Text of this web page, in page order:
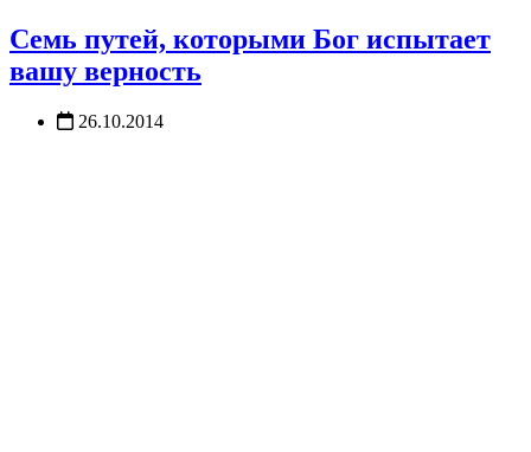
Семь путей, которыми Бог испытает
вашу верность
26.10.2014